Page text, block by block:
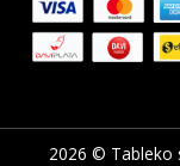
2026 © Tableko